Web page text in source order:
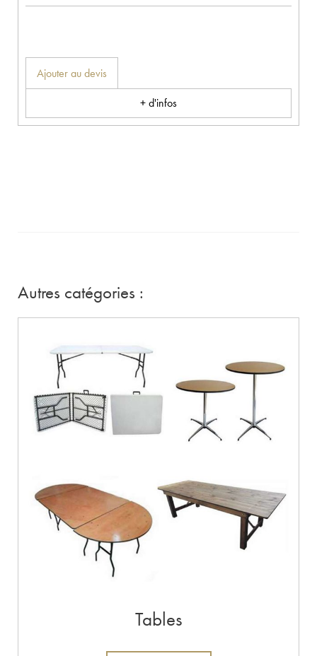
Ajouter au devis
+ d'infos
Autres catégories :
Tables